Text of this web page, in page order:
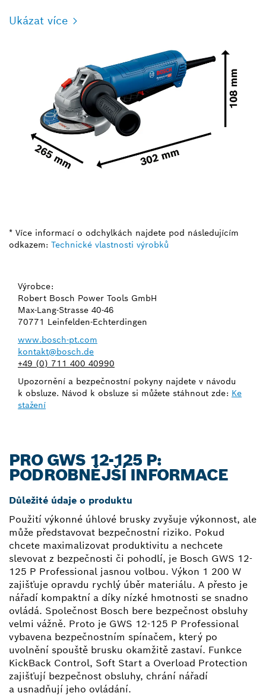
Ukázat více
* Více informací o odchylkách najdete pod následujícím
odkazem: Technické vlastnosti výrobků
Výrobce:
Robert Bosch Power Tools GmbH
Max-Lang-Strasse 40-46
70771 Leinfelden-Echterdingen
www.bosch-pt.com
kontakt@bosch.de
+49 (0) 711 400 40990
Upozornění a bezpečnostní pokyny najdete v návodu
k obsluze. Návod k obsluze si můžete stáhnout zde: Ke
stažení
PRO GWS 12-125 P:
PODROBNĚJŠÍ INFORMACE
Důležité údaje o produktu
Použití výkonné úhlové brusky zvyšuje výkonnost, ale
může představovat bezpečnostní riziko. Pokud
chcete maximalizovat produktivitu a nechcete
slevovat z bezpečnosti či pohodlí, je Bosch GWS 12-
125 P Professional jasnou volbou. Výkon 1 200 W
zajišťuje opravdu rychlý úběr materiálu. A přesto je
nářadí kompaktní a díky nízké hmotnosti se snadno
ovládá. Společnost Bosch bere bezpečnost obsluhy
velmi vážně. Proto je GWS 12-125 P Professional
vybavena bezpečnostním spínačem, který po
uvolnění spouště brusku okamžitě zastaví. Funkce
KickBack Control, Soft Start a Overload Protection
zajišťují bezpečnost obsluhy, chrání nářadí
a usnadňují jeho ovládání.